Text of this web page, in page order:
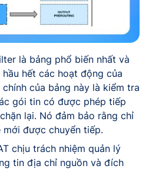
là bảng phổ biến nhất và
hết các hoạt động của
của bảng này là kiểm tra
gói tin có được phép tiếp
lại. Nó đảm bảo rằng chỉ
được chuyển tiếp.
chịu trách nhiệm quản lý
tin địa chỉ nguồn và đích